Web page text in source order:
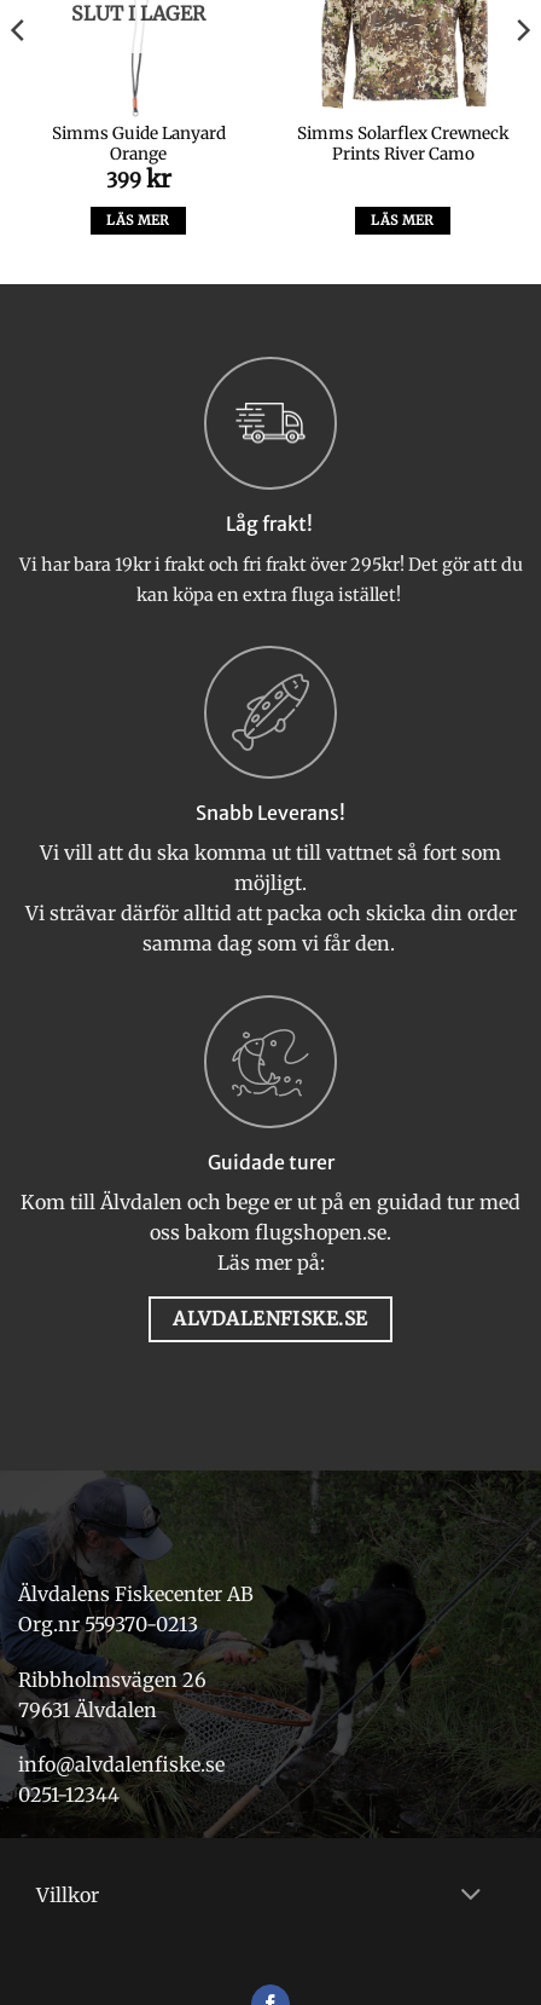
SLUT I LAGER
Simms Guide Lanyard
Orange
399 kr
LÄS MER
Simms Solarflex Crewneck
Prints River Camo
LÄS MER
Låg frakt!
Vi har bara 19kr i frakt och fri frakt över 295kr! Det gör att du
kan köpa en extra fluga istället!
Snabb Leverans!
Vi vill att du ska komma ut till vattnet så fort som
möjligt.
Vi strävar därför alltid att packa och skicka din order
samma dag som vi får den.
Guidade turer
Kom till Älvdalen och bege er ut på en guidad tur med
oss bakom flugshopen.se.
Läs mer på:
ALVDALENFISKE.SE
Älvdalens Fiskecenter AB
Org.nr 559370-0213
Ribbholmsvägen 26
79631 Älvdalen
info@alvdalenfiske.se
0251-12344
Villkor